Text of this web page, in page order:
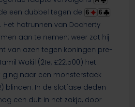
een dubbel tegen de 6 6
Het hotrunnen van Docherty
aan te nemen: weer zat hij
van azen tegen koningen pre-
Wakil (21e, £22.500) het
ging naar een monsterstack
blinden. In de slotfase deden
een duit in het zakje, door